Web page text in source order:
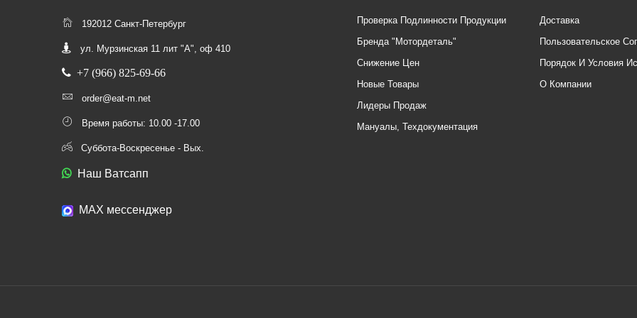
192012 Санкт-Петербург
ул. Мурзинская 11 лит "А", оф 410
+7 (966) 825-69-66
order@eat-m.net
Время работы: 10.00 -17.00
Суббота-Воскресенье - Вых.
Наш Ватсапп
МАХ мессенджер
Проверка Подлинности Продукции
Бренда "Мотордеталь"
Снижение Цен
Новые Товары
Лидеры Продаж
Мануалы, Техдокументация
Доставка
Пользовательское
Порядок И Условия
О Компании